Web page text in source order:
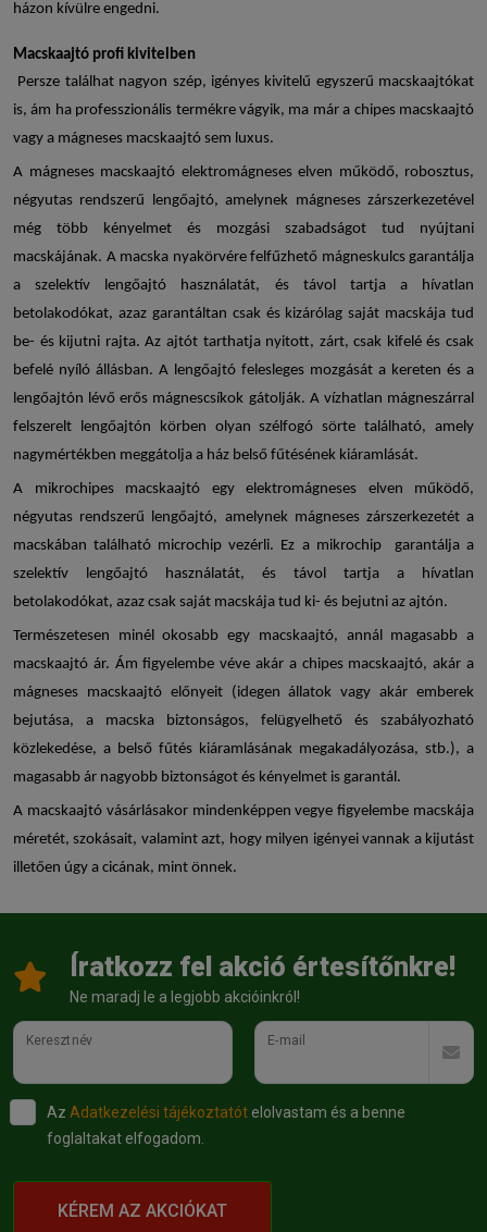
házon kívülre engedni.
Macskaajtó profi kivitelben
Persze találhat nagyon szép, igényes kivitelű egyszerű macskaajtókat
is, ám ha professzionális termékre vágyik, ma már a chipes macskaajtó
vagy a mágneses macskaajtó sem luxus.
A mágneses macskaajtó elektromágneses elven működő, robosztus,
négyutas rendszerű lengőajtó, amelynek mágneses zárszerkezetével
még több kényelmet és mozgási szabadságot tud nyújtani
macskájának. A macska nyakörvére felfűzhető mágneskulcs garantálja
a szelektív lengőajtó használatát, és távol tartja a hívatlan
betolakodókat, azaz garantáltan csak és kizárólag saját macskája tud
be- és kijutni rajta. Az ajtót tarthatja nyitott, zárt, csak kifelé és csak
befelé nyíló állásban. A lengőajtó felesleges mozgását a kereten és a
lengőajtón lévő erős mágnescsíkok gátolják. A vízhatlan mágneszárral
felszerelt lengőajtón körben olyan szélfogó sörte található, amely
nagymértékben meggátolja a ház belső fűtésének kiáramlását.
A mikrochipes macskaajtó egy elektromágneses elven működő,
négyutas rendszerű lengőajtó, amelynek mágneses zárszerkezetét a
macskában található microchip vezérli. Ez a mikrochip garantálja a
szelektív lengőajtó használatát, és távol tartja a hívatlan
betolakodókat, azaz csak saját macskája tud ki- és bejutni az ajtón.
Természetesen minél okosabb egy macskaajtó, annál magasabb a
macskaajtó ár. Ám figyelembe véve akár a chipes macskaajtó, akár a
mágneses macskaajtóelőnyeit (idegen állatok vagy akár emberek
bejutása, a macska biztonságos, felügyelhető és szabályozható
közlekedése, a belső fűtés kiáramlásának megakadályozása, stb.), a
magasabb ár nagyobb biztonságot és kényelmet is garantál.
A macskaajtóvásárlásakor mindenképpen vegye figyelembe macskája
méretét, szokásait, valamint azt, hogy milyen igényei vannak a kijutást
illetően úgy a cicának, mint önnek.
Íratkozz fel akció értesítőnkre!
Ne maradj le a legjobb akcióinkról!
Keresztnév E-mail
Az Adatkezelési tájékoztatót elolvastam és a benne
foglaltakat elfogadom.
KÉREM AZ AKCIÓKAT